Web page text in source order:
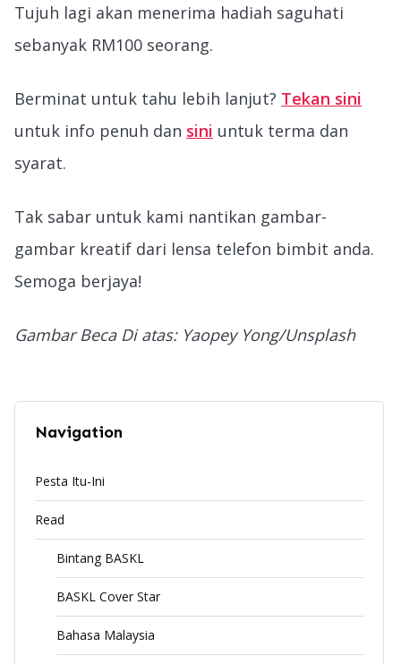
Tujuh lagi akan menerima hadiah saguhati
sebanyak RM100 seorang.
Berminat untuk tahu lebih lanjut? Tekan sini
untuk info penuh dan sini untuk terma dan
syarat.
Tak sabar untuk kami nantikan gambar-
gambar kreatif dari lensa telefon bimbit anda.
Semoga berjaya!
Gambar Beca Di atas: Yaopey Yong/Unsplash
Navigation
Pesta Itu-Ini
Read
Bintang BASKL
BASKL Cover Star
Bahasa Malaysia